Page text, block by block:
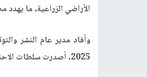
الأراضي الزراعية، ما
وأفاد مدير عام النشر
2025، أصدرت سلطات الاحتلال 22 أمرا عسكريا لإزالة الأشجار، تحت ذريعة اتخاذ تدابير أمنية".